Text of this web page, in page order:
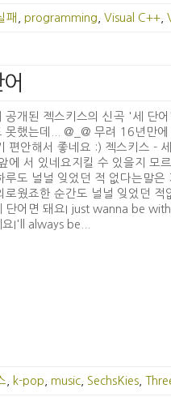
패 programming Visual C++
공개된 젝스키스의 신곡 '세 단
못했는데... @_@ 무려 16년만
편안해서 좋네요 :) 젝스키스 -
에 서 있네요지킬 수 있을지 모
루도 널널 잊었던 적 없다는말
로웠죠한 순간도 널널 잊었던 적
단어면 돼요I just wanna be
요I'll always be...
k-pop music SechsKies